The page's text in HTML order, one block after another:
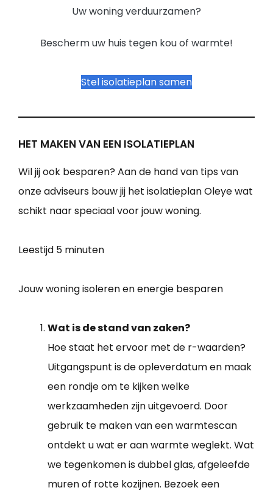
Uw woning verduurzamen?
Bescherm uw huis tegen kou of warmte!
Stel isolatieplan samen
HET MAKEN VAN EEN ISOLATIEPLAN
Wil jij ook besparen? Aan de hand van tips van
onze adviseurs bouw jij het isolatieplan Oleye wat
schikt naar speciaal voor jouw woning.
Leestijd 5 minuten
Jouw woning isoleren en energie besparen
Wat is de stand van zaken?
Hoe staat het ervoor met de r-waarden?
Uitgangspunt is de opleverdatum en maak
een rondje om te kijken welke
werkzaamheden zijn uitgevoerd. Door
gebruik te maken van een warmtescan
ontdekt u wat er aan warmte weglekt. Wat
we tegenkomen is dubbel glas, afgeleefde
muren of rotte kozijnen. Bezoek een